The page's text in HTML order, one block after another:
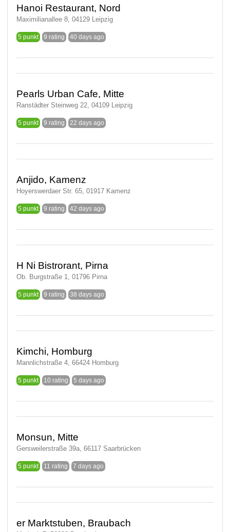
Hanoi Restaurant, Nord
Maximilianallee 8, 04129 Leipzig
5 punkt 9 rating 40 days ago
Pearls Urban Cafe, Mitte
Ranstädter Steinweg 22, 04109 Leipzig
5 punkt 9 rating 22 days ago
Anjido, Kamenz
Hoyerswerdaer Str. 65, 01917 Kamenz
5 punkt 9 rating 42 days ago
H Ni Bistrorant, Pirna
Ob. Burgstraße 1, 01796 Pirna
5 punkt 9 rating 38 days ago
Kimchi, Homburg
Mannlichstraße 4, 66424 Homburg
5 punkt 10 rating 5 days ago
Monsun, Mitte
Gersweilerstraße 39a, 66117 Saarbrücken
5 punkt 11 rating 7 days ago
er Marktstuben, Braubach